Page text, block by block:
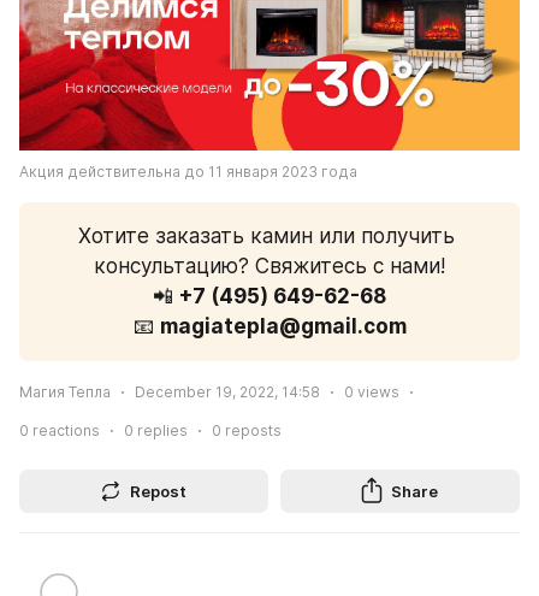
Акция действительна до 11 января 2023 года
Хотите заказать камин или получить
консультацию? Свяжитесь с нами!
📲 +7 (495) 649-62-68
📧 magiatepla@gmail.com
Магия Тепла December 19, 2022, 14:58 0 views
0 reactions 0 replies 0 reposts
Repost Share